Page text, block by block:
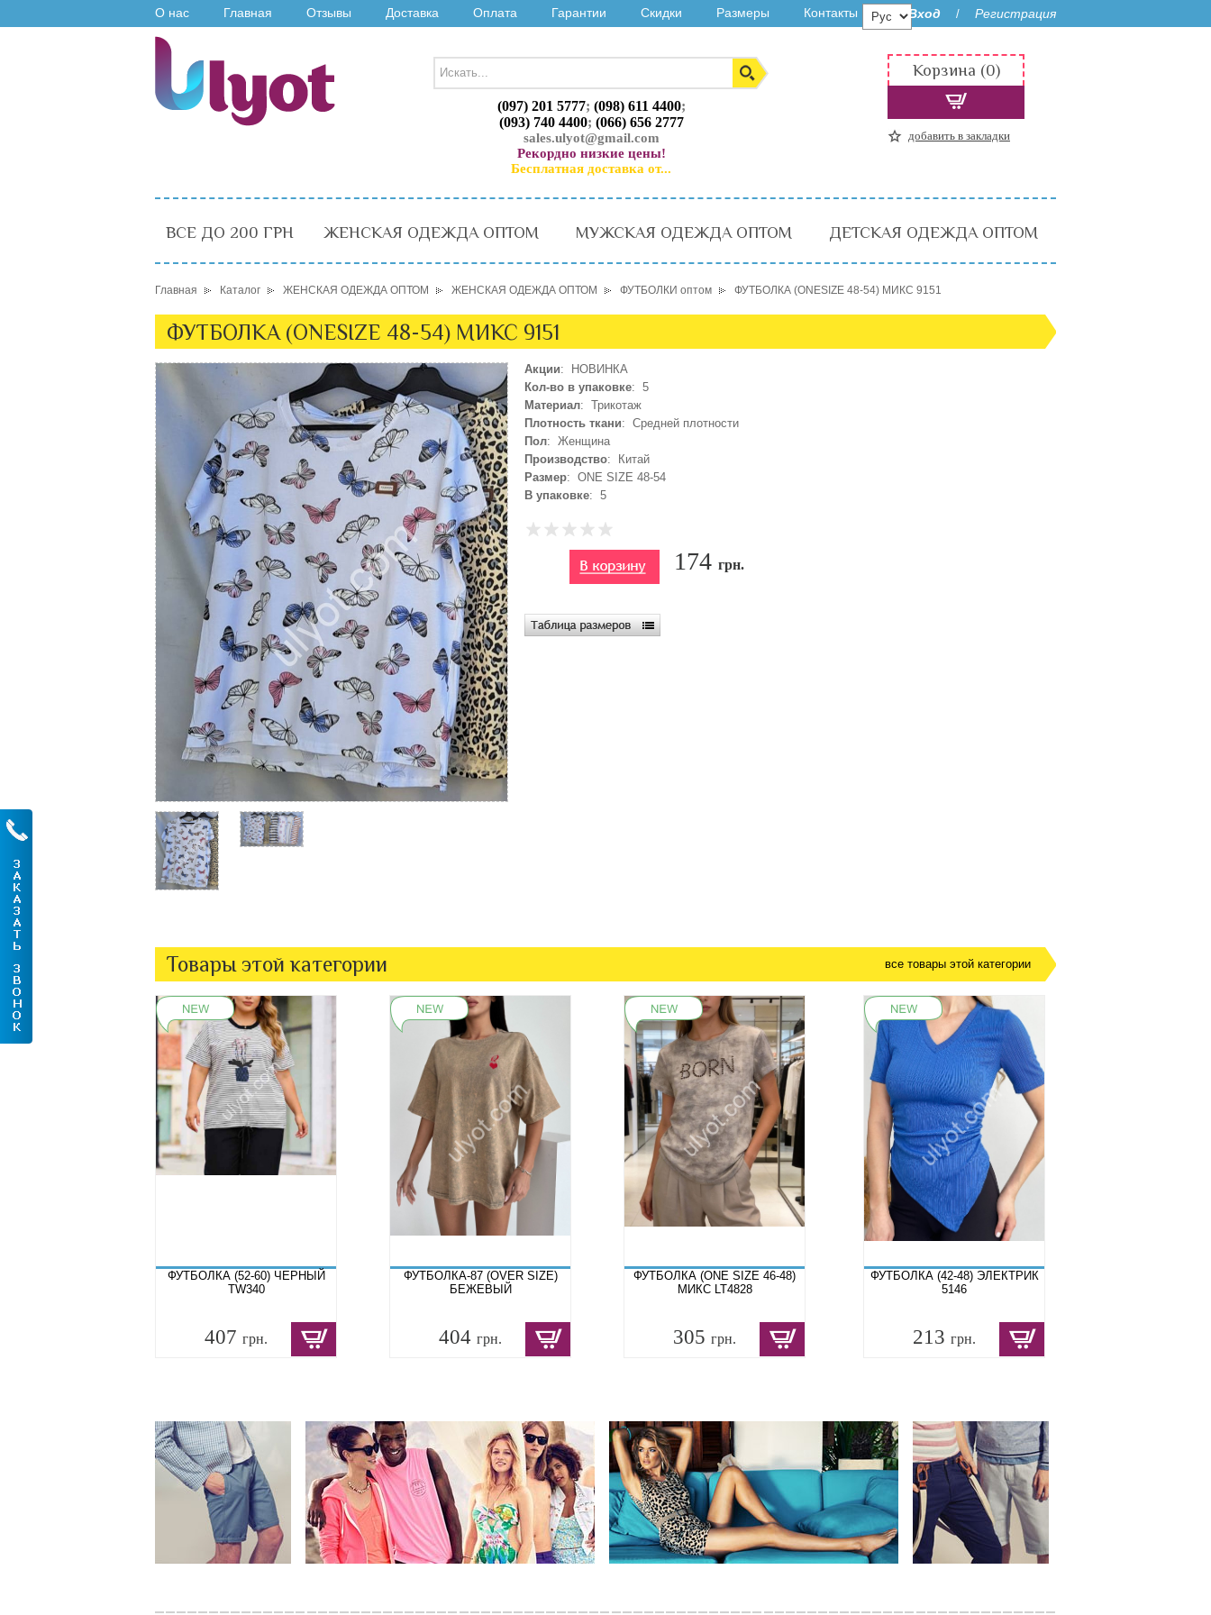
О нас Главная Отзывы Доставка Оплата Гарантии Скидки Размеры Контакты Вход / Регистрация
(097) 201 5777; (098) 611 4400;
(093) 740 4400; (066) 656 2777
sales.ulyot@gmail.com
Рекордно низкие цены!
Бесплатная доставка от...
Корзина (0)
добавить в закладки
ВСЕ ДО 200 ГРН ЖЕНСКАЯ ОДЕЖДА ОПТОМ МУЖСКАЯ ОДЕЖДА ОПТОМ ДЕТСКАЯ ОДЕЖДА ОПТОМ
Главная Каталог ЖЕНСКАЯ ОДЕЖДА ОПТОМ ЖЕНСКАЯ ОДЕЖДА ОПТОМ ФУТБОЛКИ оптом ФУТБОЛКА (ONESIZE 48-54) МИКС 9151
ФУТБОЛКА (ONESIZE 48-54) МИКС 9151
Акции: НОВИНКА
Кол-во в упаковке: 5
Материал: Трикотаж
Плотность ткани: Средней плотности
Пол: Женщина
Производство: Китай
Размер: ONE SIZE 48-54
В упаковке: 5
174 грн.
Товары этой категории все товары этой категории
ФУТБОЛКА (52-60) ЧЕРНЫЙ
TW340
407 грн.
ФУТБОЛКА-87 (OVER SIZE)
БЕЖЕВЫЙ
404 грн.
ФУТБОЛКА (ONE SIZE 46-48)
МИКС LT4828
305 грн.
ФУТБОЛКА (42-48) ЭЛЕКТРИК
5146
213 грн.